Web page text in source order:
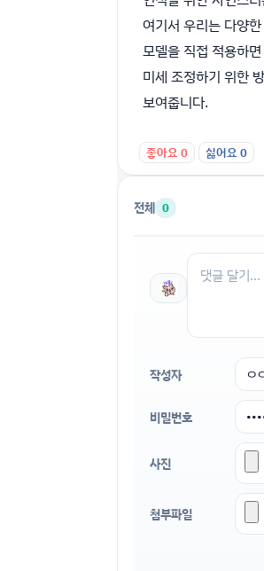
여기서 우리는 다양
모델을 직접 적용하
미세 조정하기 위한
보여줍니다.
좋아요0 싫어요0
전체 0
작성자
비밀번호
사진
첨부파일